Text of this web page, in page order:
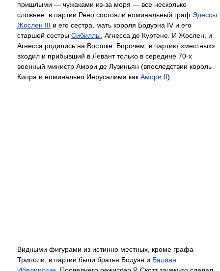
пришлыми — чужаками из-за моря — все несколько
сложнее: в партии Рено состояли номинальный граф Эдессы
Жослен III и его сестра, мать короля Бодуэна IV и его
старшей сестры Сибиллы, Агнесса де Куртене. И Жослен, и
Агнесса родились на Востоке. Впрочем, в партию «местных»
входил и прибывший в Левант только в середине 70-х
военный министр Амори де Лузиньян (впоследствии король
Кипра и номинально Иерусалима как Амори II).
Видными фигурами из истинно местных, кроме графа
Триполи, в партии были братья Бодуэн и Балиан